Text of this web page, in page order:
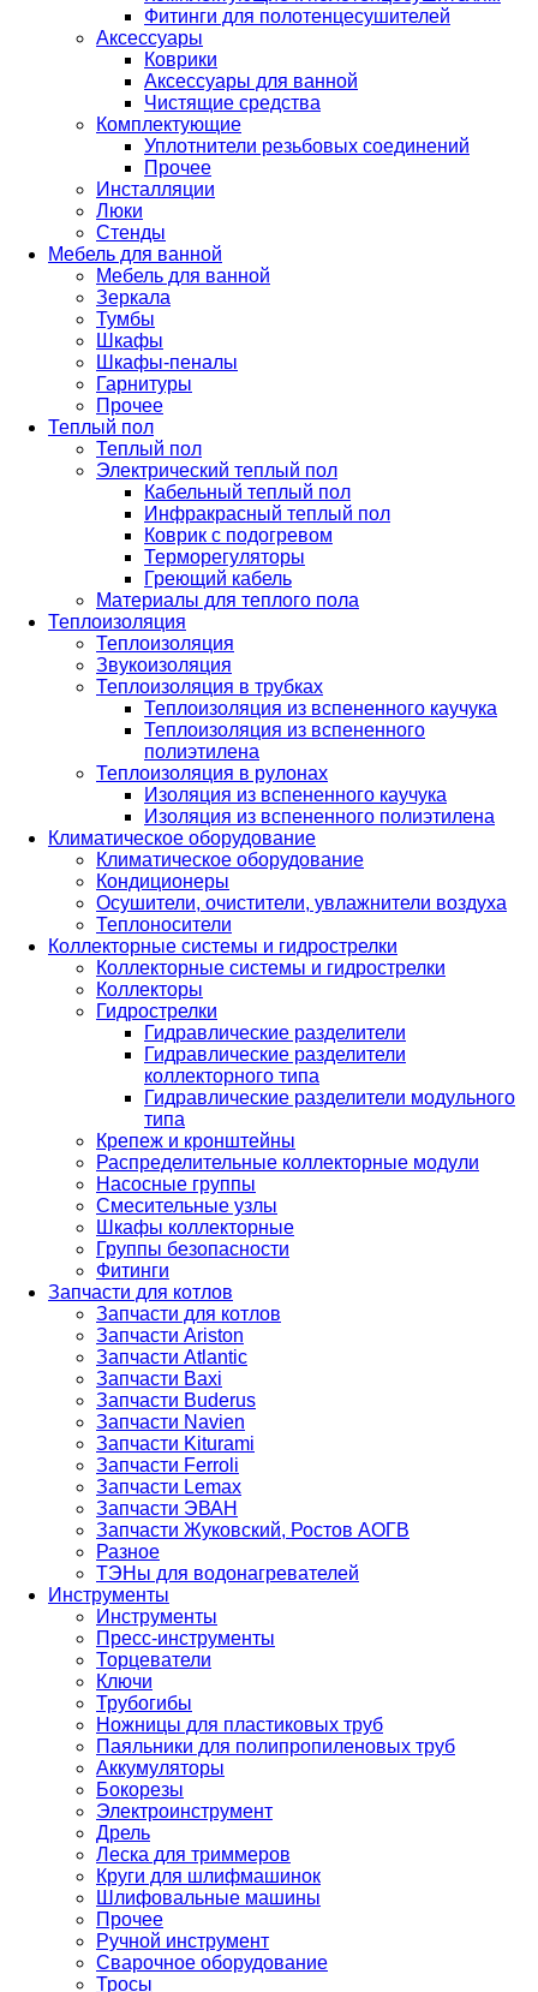
Фитинги для полотенцесушителей
Аксессуары
Коврики
Аксессуары для ванной
Чистящие средства
Комплектующие
Уплотнители резьбовых соединений
Прочее
Инсталляции
Люки
Стенды
Мебель для ванной
Мебель для ванной
Зеркала
Тумбы
Шкафы
Шкафы-пеналы
Гарнитуры
Прочее
Теплый пол
Теплый пол
Электрический теплый пол
Кабельный теплый пол
Инфракрасный теплый пол
Коврик с подогревом
Терморегуляторы
Греющий кабель
Материалы для теплого пола
Теплоизоляция
Теплоизоляция
Звукоизоляция
Теплоизоляция в трубках
Теплоизоляция из вспененного каучука
Теплоизоляция из вспененного
полиэтилена
Теплоизоляция в рулонах
Изоляция из вспененного каучука
Изоляция из вспененного полиэтилена
Климатическое оборудование
Климатическое оборудование
Кондиционеры
Осушители, очистители, увлажнители воздуха
Теплоносители
Коллекторные системы и гидрострелки
Коллекторные системы и гидрострелки
Коллекторы
Гидрострелки
Гидравлические разделители
Гидравлические разделители
коллекторного типа
Гидравлические разделители модульного
типа
Крепеж и кронштейны
Распределительные коллекторные модули
Насосные группы
Смесительные узлы
Шкафы коллекторные
Группы безопасности
Фитинги
Запчасти для котлов
Запчасти для котлов
Запчасти Ariston
Запчасти Atlantic
Запчасти Baxi
Запчасти Buderus
Запчасти Navien
Запчасти Kiturami
Запчасти Ferroli
Запчасти Lemax
Запчасти ЭВАН
Запчасти Жуковский, Ростов АОГВ
Разное
ТЭНы для водонагревателей
Инструменты
Инструменты
Пресс-инструменты
Торцеватели
Ключи
Трубогибы
Ножницы для пластиковых труб
Паяльники для полипропиленовых труб
Аккумуляторы
Бокорезы
Электроинструмент
Дрель
Леска для триммеров
Круги для шлифмашинок
Шлифовальные машины
Прочее
Ручной инструмент
Сварочное оборудование
Тросы